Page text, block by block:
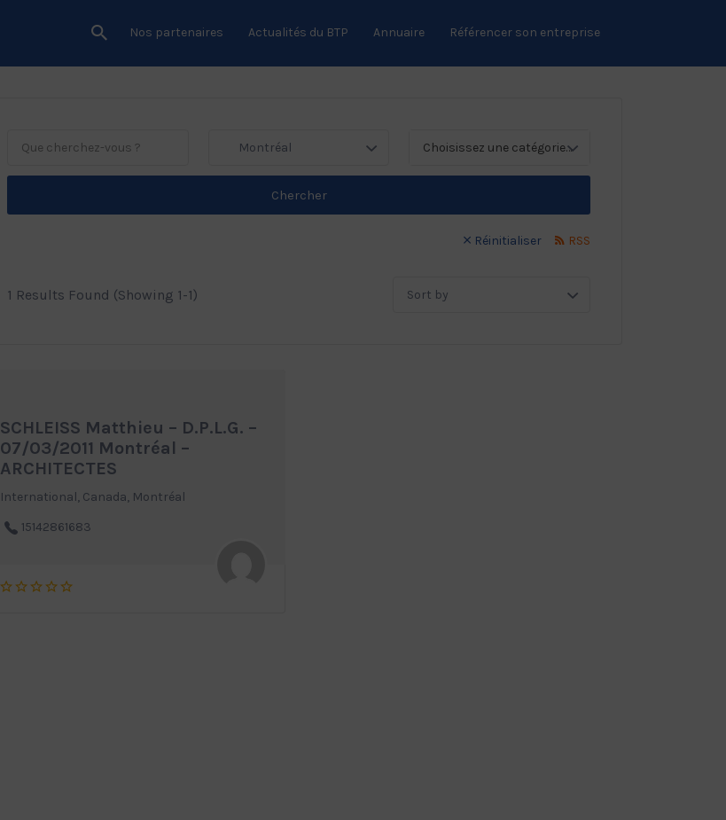
Nos partenaires Actualités du BTP Annuaire Référencer son entreprise
Montréal Choisissez une catégorie…
Chercher
Réinitialiser RSS
1 Results Found (Showing 1-1)
SCHLEISS Matthieu – D.P.L.G. –
07/03/2011 Montréal –
ARCHITECTES
International, Canada, Montréal
15142861683